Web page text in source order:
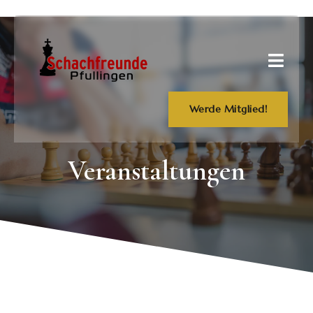
Werde Mitglied!
Veranstaltungen